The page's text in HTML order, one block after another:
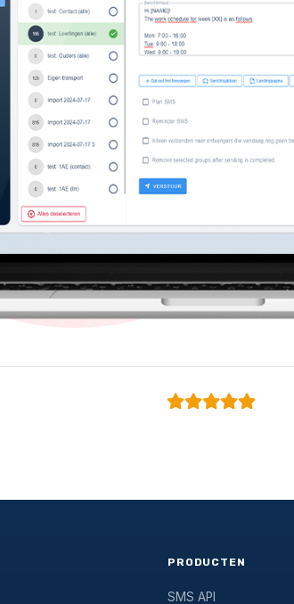
PRODUCTEN
SMS API